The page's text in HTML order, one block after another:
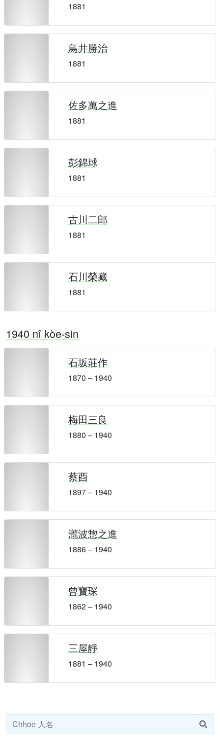
1881
鳥井勝治
1881
佐多萬之進
1881
彭錦球
1881
古川二郎
1881
石川榮藏
1881
1940 nî kòe-sin
石坂莊作
1870 – 1940
梅田三良
1880 – 1940
蔡酉
1897 – 1940
瀧波惣之進
1886 – 1940
曾寶琛
1862 – 1940
三屋靜
1881 – 1940